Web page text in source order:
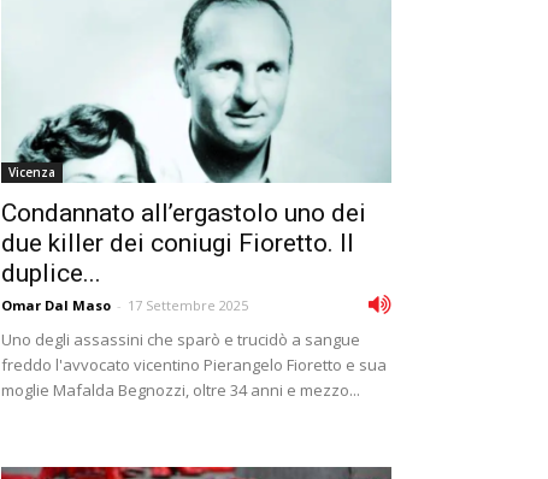
Vicenza
Condannato all’ergastolo uno dei
due killer dei coniugi Fioretto. Il
duplice...
Omar Dal Maso - 17 Settembre 2025
Uno degli assassini che sparò e trucidò a sangue
freddo l'avvocato vicentino Pierangelo Fioretto e sua
moglie Mafalda Begnozzi, oltre 34 anni e mezzo...